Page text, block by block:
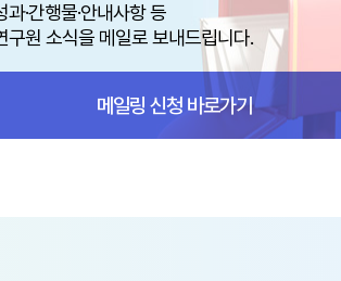
과·간행물·안내사항 등
구원 소식을 메일로 보내드립니다.
메일링 신청 바로가기